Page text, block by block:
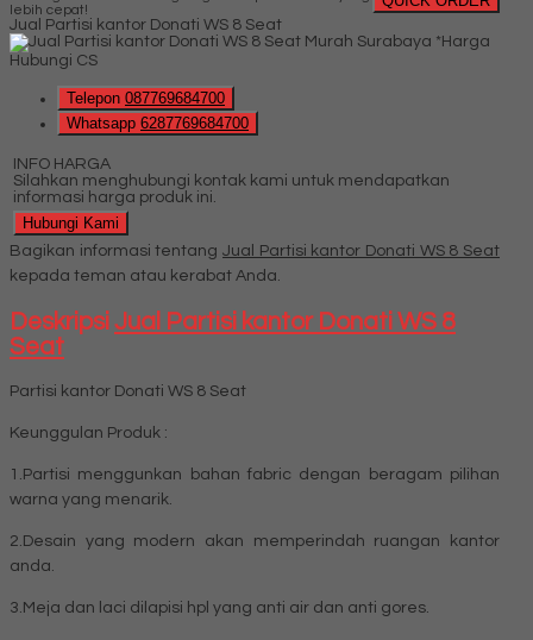
lebih cepat!
Jual Partisi kantor Donati WS 8 Seat
*Harga
Hubungi CS
Telepon 087769684700
Whatsapp 6287769684700
INFO HARGA
Silahkan menghubungi kontak kami untuk mendapatkan
informasi harga produk ini.
Hubungi Kami
Bagikan informasi tentang Jual Partisi kantor Donati WS 8 Seat
kepada teman atau kerabat Anda.
DeskripsiJual Partisi kantor Donati WS 8
Seat
Partisi kantor Donati WS 8 Seat
Keunggulan Produk :
1.Partisi menggunkan bahan fabric dengan beragam pilihan
warna yang menarik.
2.Desain yang modern akan memperindah ruangan kantor
anda.
3.Meja dan laci dilapisi hpl yang anti air dan anti gores.